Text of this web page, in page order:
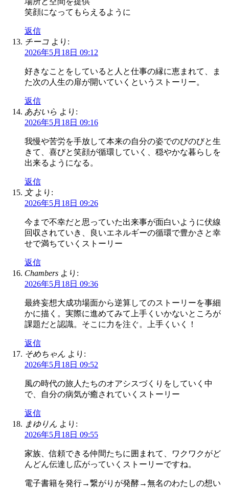
笑顔になってもらえるように
返信
チーコ より:
2026年5月18日 09:12
好きなことをしていると人と仕事の縁に恵まれて、ま
た次の人生の扉が開いていくというストーリー。
返信
あおいら より:
2026年5月18日 09:16
我慢や苦労を手放して本来の自分の姿でのびのびと生
きて、喜びと笑顔が循環していく、穏やかな暮らしを
出来るようになる。
返信
文 より:
2026年5月18日 09:26
今まで不幸だと思っていた出来事が面白いように伏線
回収されていき、良いエネルギーの循環で豊かさと幸
せで満ちていくストーリー
返信
Chambers より:
2026年5月18日 09:36
最終妄想大成功場面から逆算してのストーリーを事細
かに描く。実際に進めてみて上手くいかないところが
課題だと認識。そこに力を注ぐ。上手くいく！
返信
そめちゃん より:
2026年5月18日 09:52
風の時代の旅人たちのオアシスづくりをしていく中
で、自分の病気が癒されていくストーリー
返信
まゆりん より:
2026年5月18日 09:55
家族、信頼できる仲間たちに囲まれて、ワクワクがど
んどん伝達し広がっていくストーリーですね。
電子書籍を発行→繋がりが発酵→無名のわたしの想い